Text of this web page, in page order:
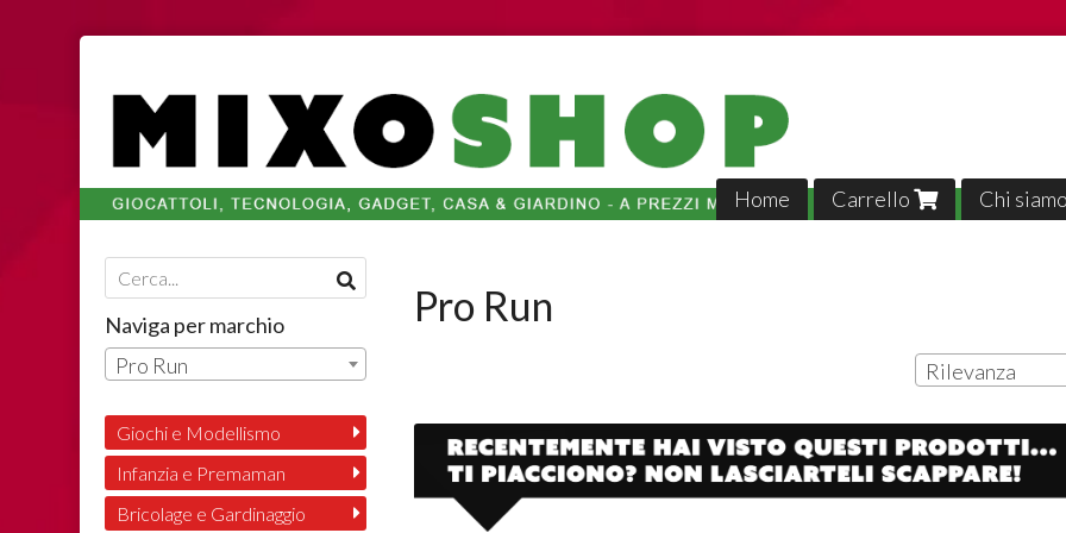
Home Carrello Chi siamo
Pro Run
Rilevanza
Naviga per marchio
Pro Run
Giochi e Modellismo
Infanzia e Premaman
Bricolage e Gardinaggio
Tutto
veloci,,
02-04-